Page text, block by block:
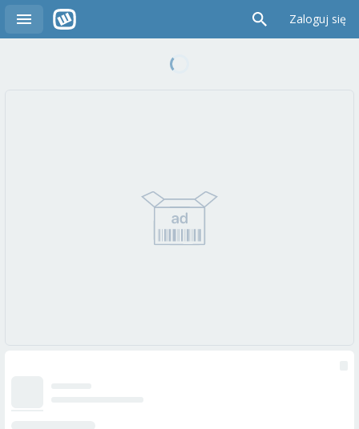
Zaloguj się